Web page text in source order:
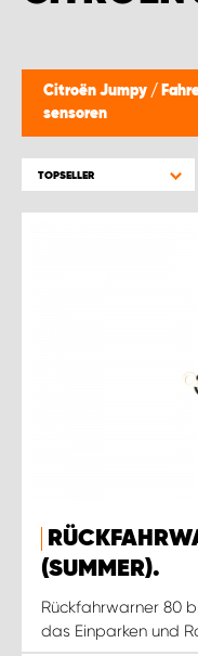
Citroën Jumpy /
sensoren
TOPSELLER
(SUMMER).
Rückfahrwarner 80
das Einparken und